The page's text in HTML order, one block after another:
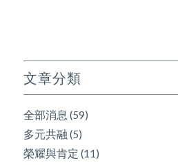
文章分類
全部消息 (59)
多元共融 (5)
榮耀與肯定 (11)